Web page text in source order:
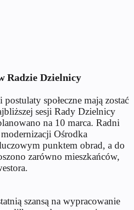
Radzie Dzielnicy
społeczne mają zostać
sesji Rady Dzielnicy
na 10 marca. Radni
Ośrodka
punktem obrad, a do
zarówno mieszkańców,
szansą na wypracowanie